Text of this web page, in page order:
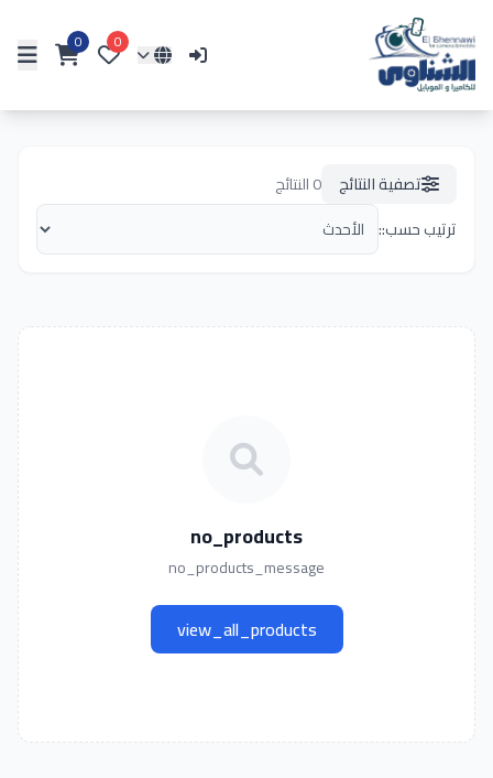
0
0
تصفية النتائج 0النتائج
ترتيب حسب::
no_products
no_products_message
view_all_products